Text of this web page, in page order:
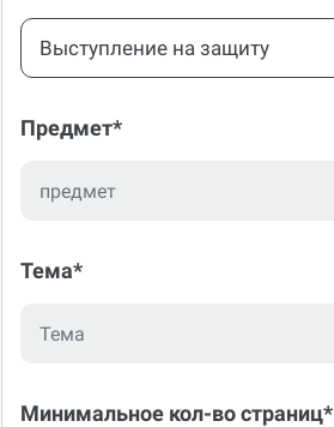
Выступление на защиту
Предмет*
Тема*
Минимальное кол-во страниц*